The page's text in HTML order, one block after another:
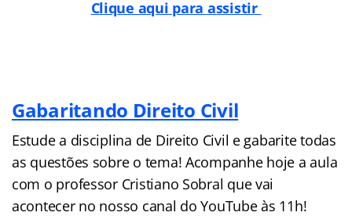
Clique aqui para assistir
Gabaritando Direito Civil
Estude a disciplina de Direito Civil e gabarite todas
as questões sobre o tema! Acompanhe hoje a aula
com o professor Cristiano Sobral que vai
acontecer no nosso canal do YouTube às 11h!